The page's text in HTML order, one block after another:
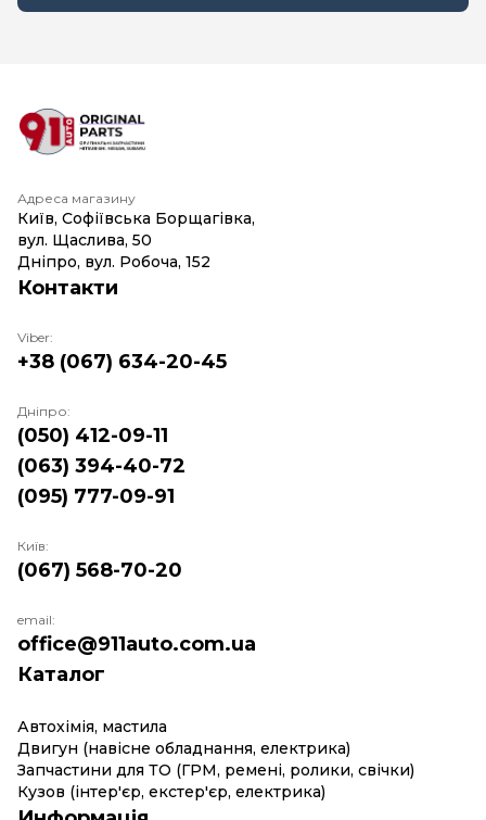
Адреса магазину
Київ, Софіївська Борщагівка,
вул. Щаслива, 50
Дніпро, вул. Робоча, 152
Каталог
Автохімія, мастила
Двигун (навісне обладнання, електрика)
Запчастини для ТО (ГРМ, ремені, ролики, свічки)
Кузов (інтер'єр, екстер'єр, електрика)
Контакти
Viber:
+38 (067) 634-20-45
Дніпро:
(050) 412-09-11
(063) 394-40-72
(095) 777-09-91
Київ:
(067) 568-70-20
email:
office@911auto.com.ua